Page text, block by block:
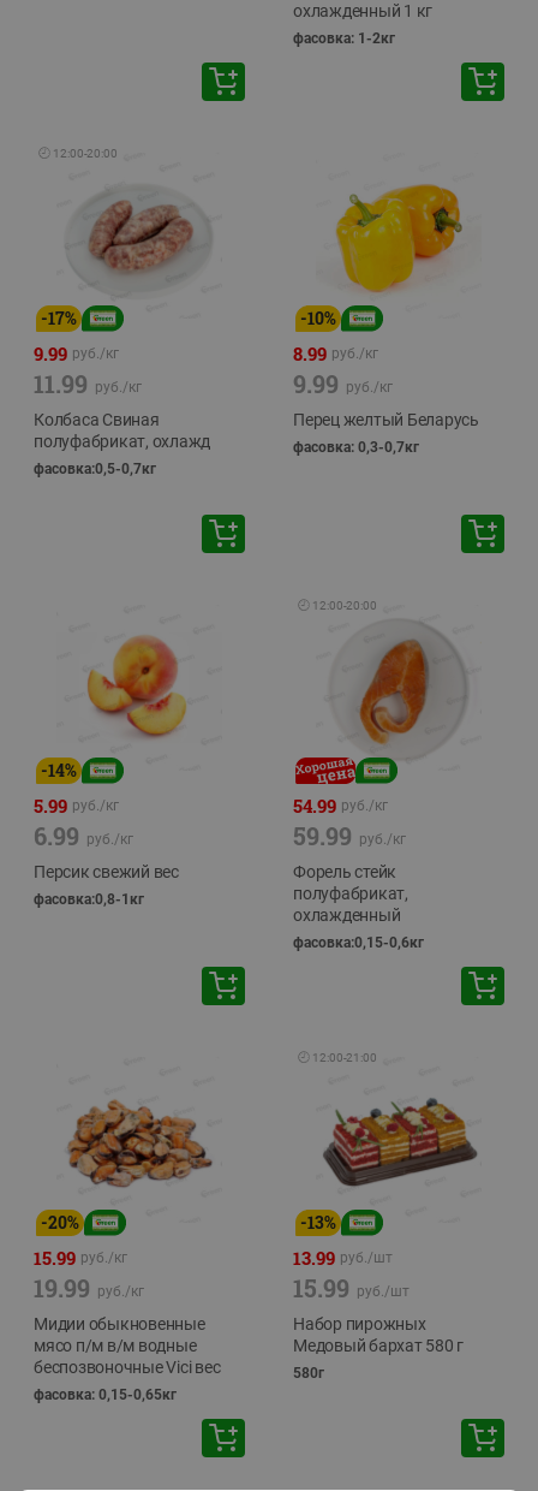
охлажденный 1 кг
фасовка: 1-2кг
🕘 12:00-20:00
-17%
9.99 руб./кг
11.99 руб./кг
Колбаса Свиная
полуфабрикат, охлажд
фасовка:0,5-0,7кг
-10%
8.99 руб./кг
9.99 руб./кг
Перец желтый Беларусь
фасовка: 0,3-0,7кг
-14%
5.99 руб./кг
6.99 руб./кг
Персик свежий вес
фасовка:0,8-1кг
🕘 12:00-20:00
54.99 руб./кг
59.99 руб./кг
Форель стейк
полуфабрикат,
охлажденный
фасовка:0,15-0,6кг
-20%
15.99 руб./кг
19.99 руб./кг
Мидии обыкновенные
мясо п/м в/м водные
беспозвоночные Vici вес
фасовка: 0,15-0,65кг
🕘 12:00-21:00
-13%
13.99 руб./шт
15.99 руб./шт
Набор пирожных
Медовый бархат 580 г
580г